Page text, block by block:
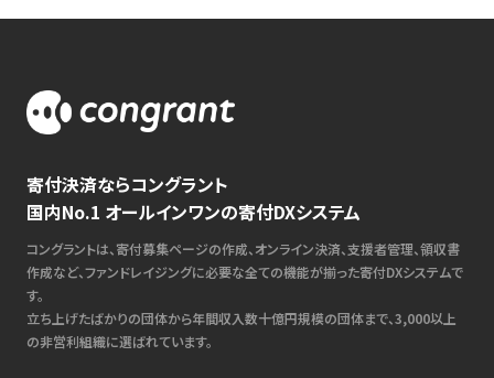
寄付決済ならコングラント
国内No.1 オールインワンの寄付DXシステム
コングラントは、寄付募集ページの作成、オンライン決済、支援者管理、領収書
作成など、ファンドレイジングに必要な全ての機能が揃った寄付DXシステムで
す。
立ち上げたばかりの団体から年間収入数十億円規模の団体まで、3,000以上
の非営利組織に選ばれています。